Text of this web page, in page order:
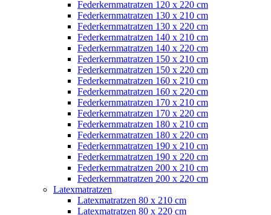
Federkernmatratzen 120 x 220 cm
Federkernmatratzen 130 x 210 cm
Federkernmatratzen 130 x 220 cm
Federkernmatratzen 140 x 210 cm
Federkernmatratzen 140 x 220 cm
Federkernmatratzen 150 x 210 cm
Federkernmatratzen 150 x 220 cm
Federkernmatratzen 160 x 210 cm
Federkernmatratzen 160 x 220 cm
Federkernmatratzen 170 x 210 cm
Federkernmatratzen 170 x 220 cm
Federkernmatratzen 180 x 210 cm
Federkernmatratzen 180 x 220 cm
Federkernmatratzen 190 x 210 cm
Federkernmatratzen 190 x 220 cm
Federkernmatratzen 200 x 210 cm
Federkernmatratzen 200 x 220 cm
Latexmatratzen
Latexmatratzen 80 x 210 cm
Latexmatratzen 80 x 220 cm